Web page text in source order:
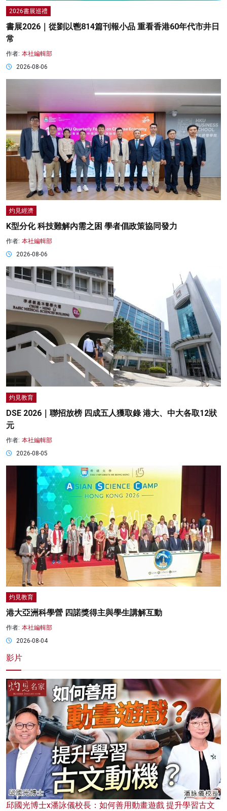
2026書展巡禮
書展2026｜從劉以鬯814篇刊報小品 重看香港60年代市井日
常
作者: 本社編輯部
2026-08-06
灼見經濟
K型分化 科技難解內需之困 學者倡政策協同發力
作者: 本社編輯部
2026-08-06
灼見教育
DSE 2026｜聯招放榜 四成五人獲取錄 港大、中大各取12狀
元
作者: 本社編輯部
2026-08-05
灼見教育
港大亞洲科學營 四諾獎得主與學生講解互動
作者: 本社編輯部
2026-08-04
影片
邱國光博士x潘詠儀校長：如何善用動畫遊戲 提升學習古文